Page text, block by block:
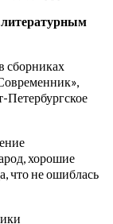
литературным
сборниках
Петербургское
хорошие
что не ошиблась